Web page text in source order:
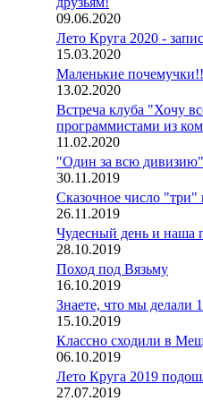
09.06.2020
Лето Круга 2020 -
15.03.2020
Маленькие
13.02.2020
Встреча клуба "Хочу
программистами из
11.02.2020
"Один за всю дивизию"
30.11.2019
Сказочное число "три"
26.11.2019
Чудесный день и наша
28.10.2019
Поход под Вязьму
16.10.2019
Знаете, что мы делали
15.10.2019
Классно сходили в
06.10.2019
Лето Круга 2019
27.07.2019